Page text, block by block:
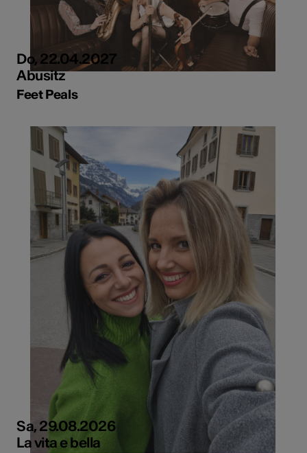
Do, 22.04.2027
Abusitz
Feet Peals
Sa, 29.08.2026
La vita e bella